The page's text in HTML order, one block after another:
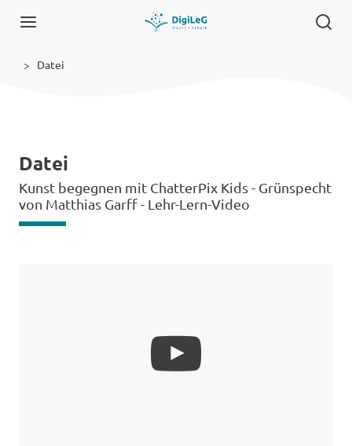
Datei
Datei
Kunst begegnen mit ChatterPix Kids - Grünspecht
von Matthias Garff - Lehr-Lern-Video